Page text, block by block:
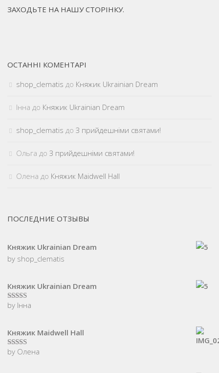
ЗАХОДЬТЕ НА НАШУ СТОРІНКУ.
ОСТАННІ КОМЕНТАРІ
shop_clematis до Княжик Ukrainian Dream
Інна до Княжик Ukrainian Dream
shop_clematis до З прийдешніми святами!
Ольга до З прийдешніми святами!
Олена до Княжик Maidwell Hall
ПОСЛЕДНИЕ ОТЗЫВЫ
Княжик Ukrainian Dream
by shop_clematis
Княжик Ukrainian Dream
5з 5
by Інна
Княжик Maidwell Hall
5з 5
by Олена